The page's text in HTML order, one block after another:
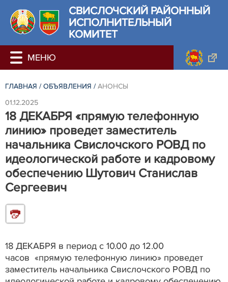
СВИСЛОЧСКИЙ РАЙОННЫЙ
ИСПОЛНИТЕЛЬНЫЙ
КОМИТЕТ
ГЛАВНАЯ / ОБЪЯВЛЕНИЯ / АНОНСЫ
01.12.2025
18 ДЕКАБРЯ «прямую телефонную
линию» проведет заместитель
начальника Свислочского РОВД по
идеологической работе и кадровому
обеспечению Шутович Станислав
Сергеевич
18 ДЕКАБРЯ в период с 10.00 до 12.00
часов «прямую телефонную линию» проведет
заместитель начальника Свислочского РОВД по